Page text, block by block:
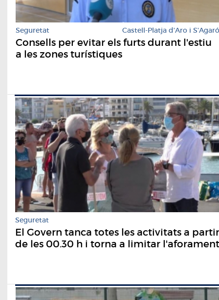
Seguretat Castell-Platja d'Aro i S'Agaró
Consells per evitar els furts durant l'estiu
a les zones turístiques
Seguretat
El Govern tanca totes les activitats a partir
de les 00.30 h i torna a limitar l'aforament